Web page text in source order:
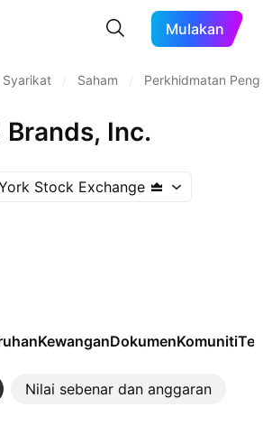
Mulakan
Syarikat Saham Perkhidmatan
Brands, Inc.
Stock Exchange
KewanganDokumenKomuniti
Nilai sebenar dan anggaran